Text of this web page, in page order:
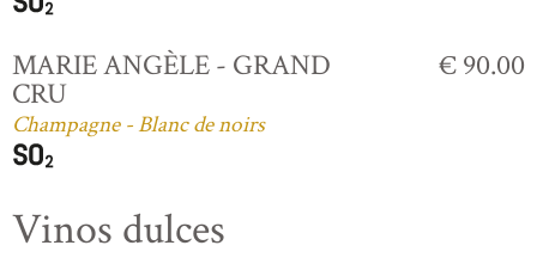
MARIE ANGÈLE - GRAND
CRU
Champagne - Blanc de noirs
€ 90.00
Vinos dulces